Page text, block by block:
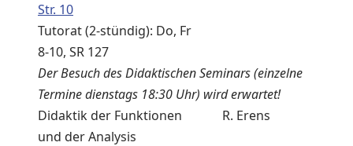
Str. 10
Tutorat (2-stündig): Do, Fr
8-10, SR 127
Der Besuch des Didaktischen Seminars (einzelne
Termine dienstags 18:30 Uhr) wird erwartet!
Didaktik der Funktionen
und der Analysis
R. Erens